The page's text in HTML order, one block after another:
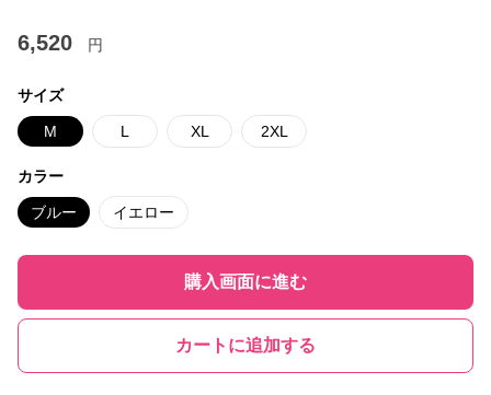
6,520 円
サイズ
M L XL 2XL
カラー
ブルー イエロー
購入画面に進む
カートに追加する